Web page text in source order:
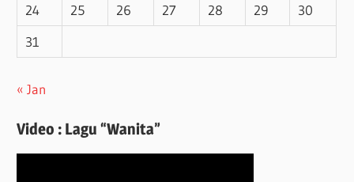
24
25 26 27 28 29
30
31
« Jan
Video : Lagu “Wanita”